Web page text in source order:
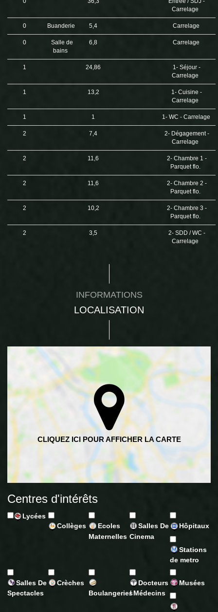
Carrelage
0 Buanderie 5,4 Carrelage
0
Salle de
bains
6,8 Carrelage
1 24,86
1- Séjour -
Carrelage
1 13,2
1- Cuisine -
Carrelage
1 1 1- WC - Carrelage
2 7,4
2- Dégagement -
Carrelage
2 11,6
2- Chambre 1 -
Parquet flo.
2 11,6
2- Chambre 2 -
Parquet flo.
2 10,2
2- Chambre 3 -
Parquet flo.
2 3,5
2- SDD / WC -
Carrelage
INFORMATIONS
LOCALISATION
Centres d'intérêts
Lycées
Collèges
Ecoles
Maternelles
Salles De
Cinema
Hôpitaux
Stations
de metro
Salles De
Spectacles
Crèches
Boulangeries
Docteurs
/ Médecins
Musées